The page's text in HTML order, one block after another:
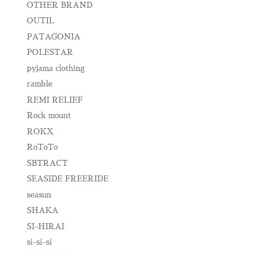
OTHER BRAND
OUTIL
PATAGONIA
POLESTAR
pyjama clothing
ramble
REMI RELIEF
Rock mount
ROKX
RoToTo
SBTRACT
SEASIDE FREERIDE
seasun
SHAKA
SI-HIRAI
si-si-si